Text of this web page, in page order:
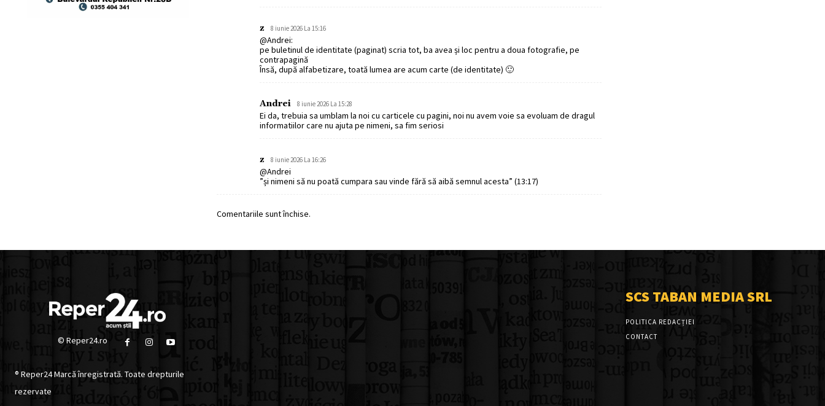
z 8 iunie 2026 La 15:16
@Andrei:
pe buletinul de identitate (paginat) scria tot, ba avea și loc pentru a doua fotografie, pe
contrapagină
Însă, după alfabetizare, toată lumea are acum carte (de identitate) 🙂
Andrei 8 iunie 2026 La 15:28
Ei da, trebuia sa umblam la noi cu carticele cu pagini, noi nu avem voie sa evoluam de dragul
informatiilor care nu ajuta pe nimeni, sa fim seriosi
z 8 iunie 2026 La 16:26
@Andrei
”și nimeni să nu poată cumpara sau vinde fără să aibă semnul acesta” (13:17)
Comentariile sunt închise.
© Reper24.ro
® Reper24 Marcă înregistrată. Toate drepturile
rezervate
SCS TABAN MEDIA SRL
POLITICA REDACȚIEI
CONTACT